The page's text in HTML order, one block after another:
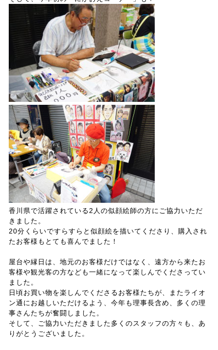
香川県で活躍されている2人の似顔絵師の方にご協力いただ
きました。
20分くらいですらすらと似顔絵を描いてくださり、購入され
たお客様もとても喜んでました！
屋台や縁日は、地元のお客様だけではなく、遠方から来たお
客様や観光客の方なども一緒になって楽しんでくださってい
ました。
日頃お買い物を楽しんでくださるお客様たちが、またライオ
ン通にお越しいただけるよう、今年も理事長含め、多くの理
事さんたちが奮闘しました。
そして、ご協力いただきました多くのスタッフの方々も、あ
りがとうございました。